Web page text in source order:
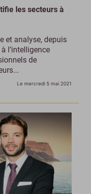
les secteurs à
et analyse, depuis
l’intelligence
de
Le mercredi 5 mai 2021